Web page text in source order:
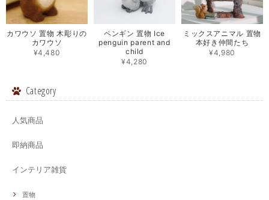
カワウソ 置物 木彫りの
カワウソ
¥4,480
ペンギン 置物 Ice
penguin parent and
child
¥4,280
ミックスアニマル 置物
本好き仲間たち
¥4,980
Category
人気商品
即納商品
インテリア雑貨
置物